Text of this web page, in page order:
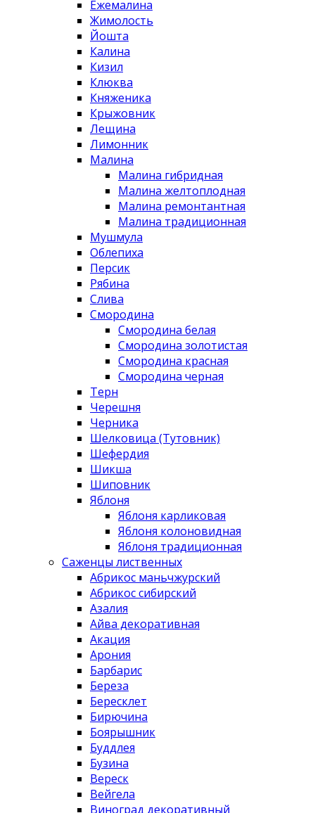
Ежемалина
Жимолость
Йошта
Калина
Кизил
Клюква
Княженика
Крыжовник
Лещина
Лимонник
Малина
Малина гибридная
Малина желтоплодная
Малина ремонтантная
Малина традиционная
Мушмула
Облепиха
Персик
Рябина
Слива
Смородина
Смородина белая
Смородина золотистая
Смородина красная
Смородина черная
Терн
Черешня
Черника
Шелковица (Тутовник)
Шефердия
Шикша
Шиповник
Яблоня
Яблоня карликовая
Яблоня колоновидная
Яблоня традиционная
Саженцы лиственных
Абрикос маньчжурский
Абрикос сибирский
Азалия
Айва декоративная
Акация
Арония
Барбарис
Береза
Бересклет
Бирючина
Боярышник
Буддлея
Бузина
Вереск
Вейгела
Виноград декоративный